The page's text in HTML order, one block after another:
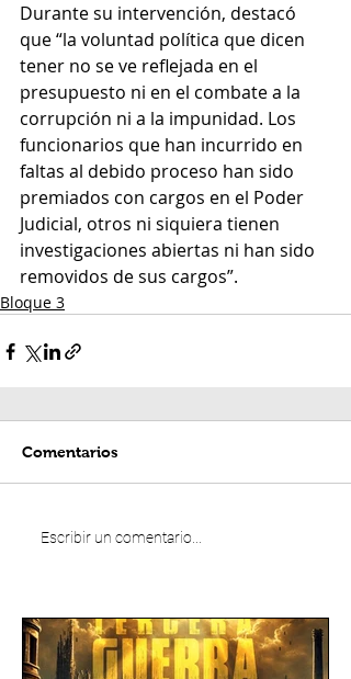
Durante su intervención, destacó
que “la voluntad política que dicen
tener no se ve reflejada en el
presupuesto ni en el combate a la
corrupción ni a la impunidad. Los
funcionarios que han incurrido en
faltas al debido proceso han sido
premiados con cargos en el Poder
Judicial, otros ni siquiera tienen
investigaciones abiertas ni han sido
removidos de sus cargos”.
Bloque 3
Comentarios
Escribir un comentario...